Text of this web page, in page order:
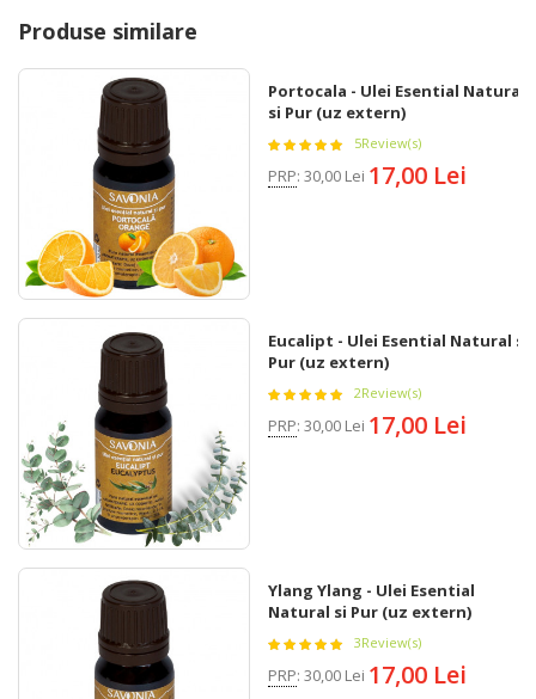
Produse similare
Portocala - Ulei Esential Natural
si Pur (uz extern)
5Review(s)
PRP: 30,00 Lei 17,00 Lei
Eucalipt - Ulei Esential Natural si
Pur (uz extern)
2Review(s)
PRP: 30,00 Lei 17,00 Lei
Ylang Ylang - Ulei Esential
Natural si Pur (uz extern)
3Review(s)
PRP: 30,00 Lei 17,00 Lei